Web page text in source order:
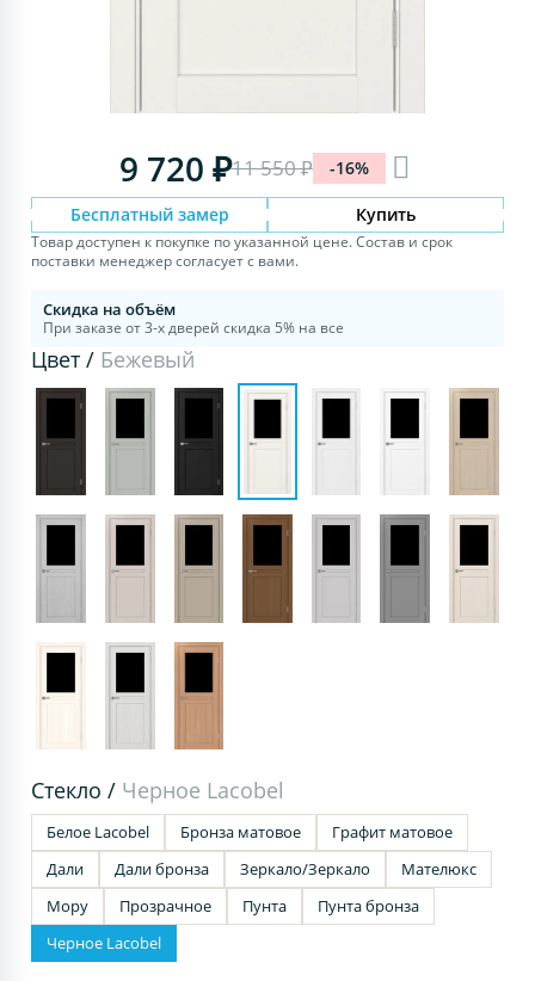
9 720 ₽11 550 ₽ -16%
Бесплатный замер Купить
Товар доступен к покупке по указанной цене. Состав и срок
поставки менеджер согласует с вами.
Скидка на объём
При заказе от 3-х дверей скидка 5% на все
Цвет / Бежевый
Стекло / Черное Lacobel
Белое Lacobel Бронза матовое
Графит матовое
Дали
Дали бронза Зеркало/Зеркало
Мателюкс
Мору
Прозрачное Пунта
Пунта бронза
Черное Lacobel